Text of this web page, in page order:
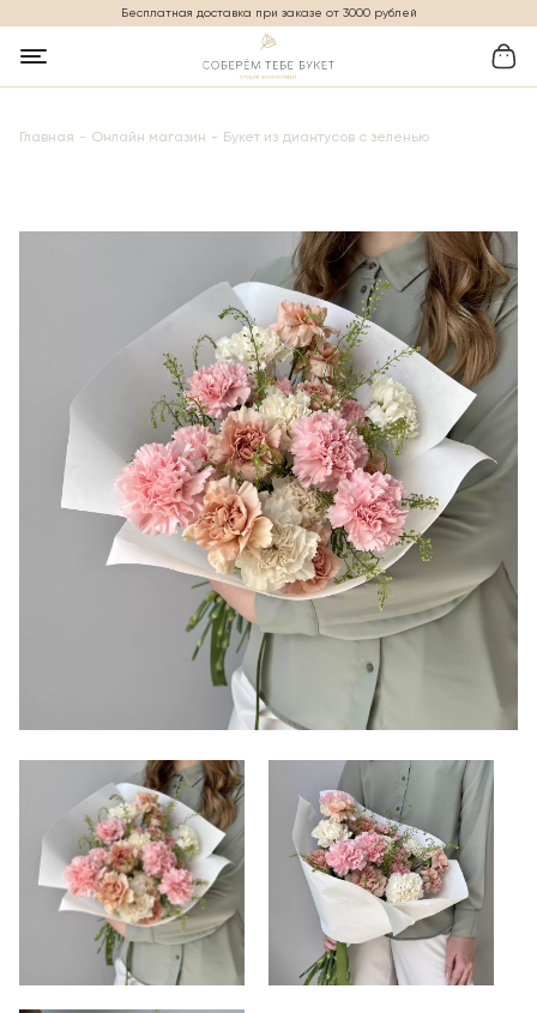
Бесплатная доставка при заказе от 3000 рублей
Главная Онлайн магазин Букет из диантусов с зеленью